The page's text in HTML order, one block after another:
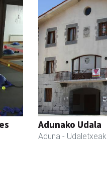
Adunako Udala
Aduna - Udaletxeak